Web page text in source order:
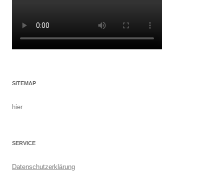
SITEMAP
hier
SERVICE
Datenschutzerklärung